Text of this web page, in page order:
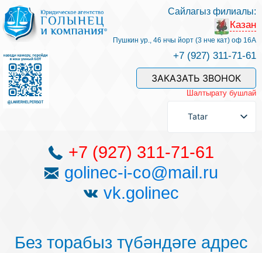
Хезмәтләре һәм безнең белгечләр
Хезмәт өчен түләү
Сорау бирергә
Элемтәләр
Сайлагыз филиалы:
Казан
Пушкин ур., 46 нчы йорт (3 нче кат) оф 16А
+7 (927) 311-71-61
ЗАКАЗАТЬ ЗВОНОК
Шалтырату бушлай
Tatar
+7 (927) 311-71-61
golinec-i-co@mail.ru
vk.golinec
Без торабыз түбәндәге адрес